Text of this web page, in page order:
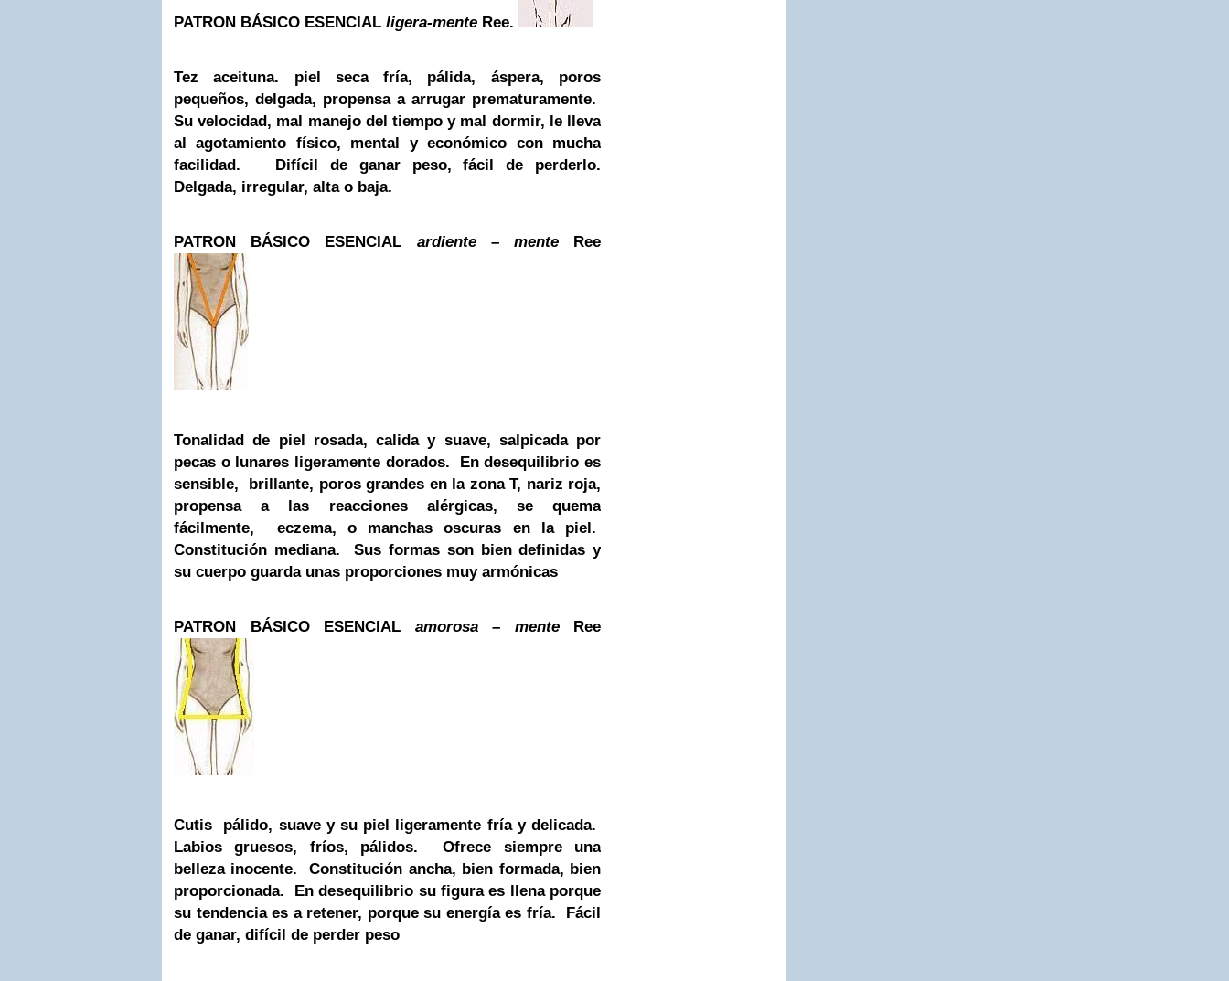
PATRON BÁSICO ESENCIAL ligera-mente Ree.
Tezaceituna. piel seca fría, pálida, áspera, poros
pequeños, delgada, propensa a arrugar prematuramente.
Su velocidad, mal manejo del tiempo y mal dormir, le lleva
al agotamiento físico, mental y económico con mucha
facilidad. Difícil de ganar peso, fácil de perderlo.
Delgada, irregular, alta o baja.
PATRON BÁSICO ESENCIAL ardiente – menteRee
Tonalidad de piel rosada, calida y suave, salpicada por
pecas o lunares ligeramente dorados. En desequilibrio es
sensible, brillante, poros grandes en la zona T, nariz roja,
propensa a las reacciones alérgicas, se quema
fácilmente, eczema, o manchas oscuras en la piel.
Constitución mediana. Sus formas son bien definidas y
su cuerpo guarda unas proporciones muy armónicas
PATRON BÁSICO ESENCIAL amorosa – menteRee
Cutis pálido, suave y su piel ligeramente fría y delicada.
Labios gruesos, fríos, pálidos. Ofrece siempre una
belleza inocente. Constitución ancha, bien formada, bien
proporcionada. En desequilibrio su figura es llena porque
su tendencia es a retener, porque su energía es fría. Fácil
de ganar, difícil de perder peso